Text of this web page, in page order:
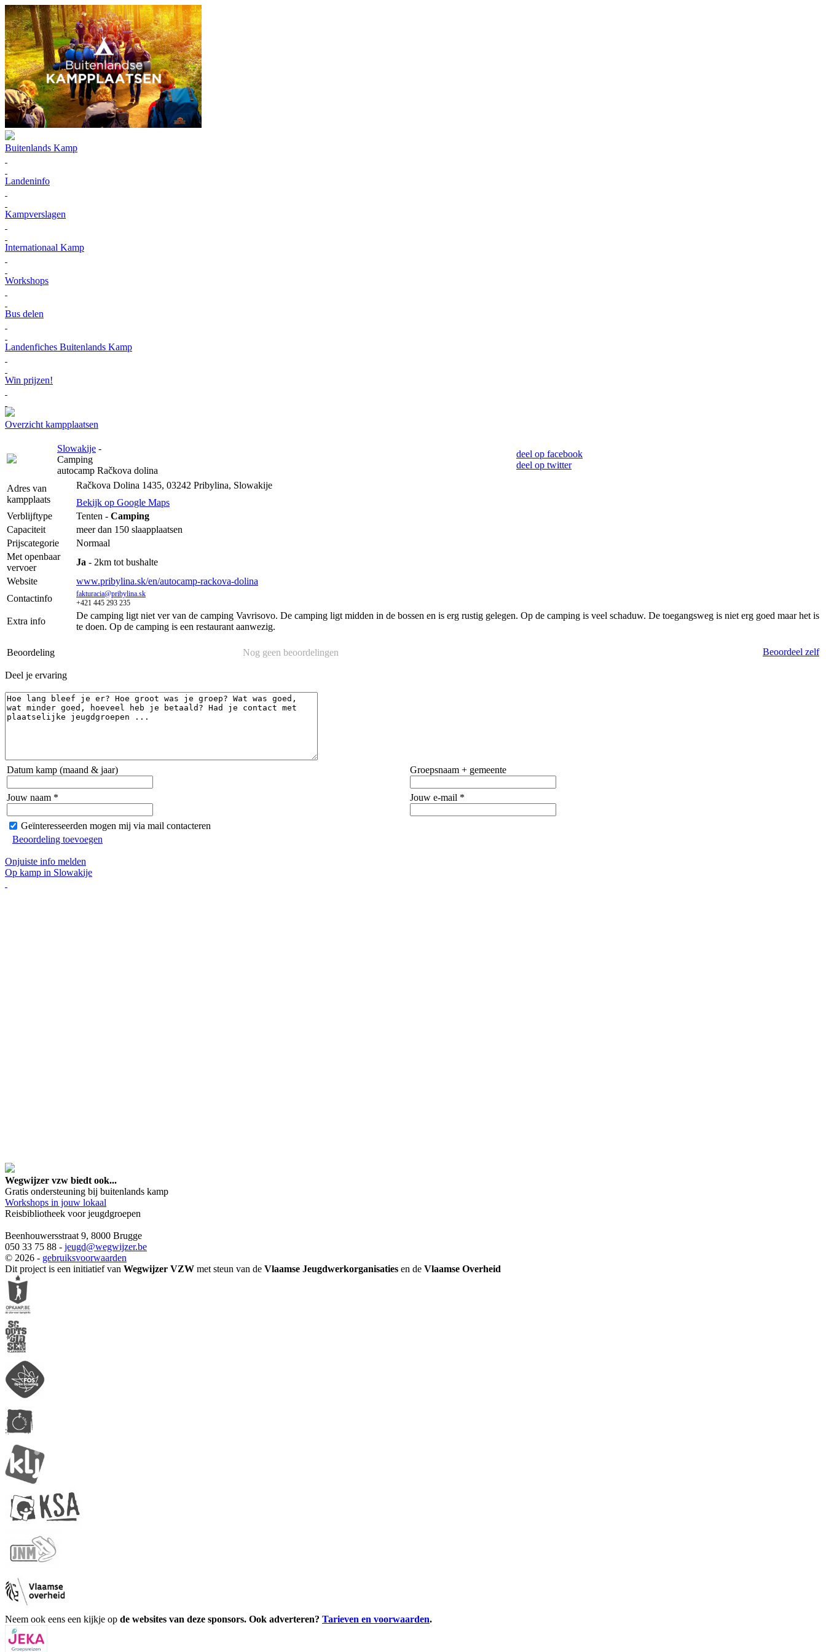
Buitenlands Kamp
Landeninfo
Kampverslagen
Internationaal Kamp
Workshops
Bus delen
Landenfiches Buitenlands Kamp
Win prijzen!
Overzicht kampplaatsen
Slowakije -
Camping
autocamp Račkova dolina
deel op facebook
deel op twitter
Adres van
kampplaats
Račkova Dolina 1435, 03242 Pribylina, Slowakije
Bekijk op Google Maps
Verblijftype
Tenten - Camping
Capaciteit
meer dan 150 slaapplaatsen
Prijscategorie
Normaal
Met openbaar
vervoer
Ja - 2km tot bushalte
Website
www.pribylina.sk/en/autocamp-rackova-dolina
Contactinfo
fakturacia@pribylina.sk
+421 445 293 235
Extra info
De camping ligt niet ver van de camping Vavrisovo. De camping ligt midden in de bossen en is erg rustig gelegen. Op de camping is veel schaduw. De toegangsweg is niet erg goed maar het is
te doen. Op de camping is een restaurant aanwezig.
Beoordeling Nog geen beoordelingen Beoordeel zelf
Deel je ervaring
Datum kamp (maand & jaar) Groepsnaam + gemeente
Jouw naam * Jouw e-mail *
Geïnteresseerden mogen mij via mail contacteren
Beoordeling toevoegen
Onjuiste info melden
Op kamp in Slowakije
Wegwijzer vzw biedt ook...
Gratis ondersteuning bij buitenlands kamp
Workshops in jouw lokaal
Reisbibliotheek voor jeugdgroepen
Beenhouwersstraat 9, 8000 Brugge
050 33 75 88 - jeugd@wegwijzer.be
© 2026 - gebruiksvoorwaarden
Dit project is een initiatief van Wegwijzer VZW met steun van de Vlaamse Jeugdwerkorganisaties en de Vlaamse Overheid
Neem ook eens een kijkje op de websites van deze sponsors. Ook adverteren? Tarieven en voorwaarden.